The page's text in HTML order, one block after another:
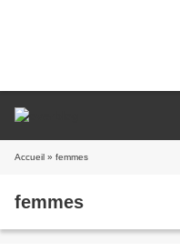
Accueil » femmes
femmes